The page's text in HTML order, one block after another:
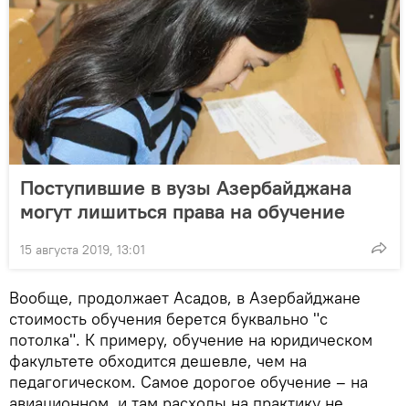
Поступившие в вузы Азербайджана
могут лишиться права на обучение
15 августа 2019, 13:01
Вообще, продолжает Асадов, в Азербайджане
стоимость обучения берется буквально "с
потолка". К примеру, обучение на юридическом
факультете обходится дешевле, чем на
педагогическом. Самое дорогое обучение – на